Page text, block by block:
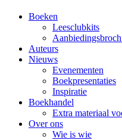
Boeken
Leesclubkits
Auteurs
Nieuws
Evenementen
Boekpresentaties
Inspiratie
Boekhandel
Extra materiaal
Over ons
Wie is wie